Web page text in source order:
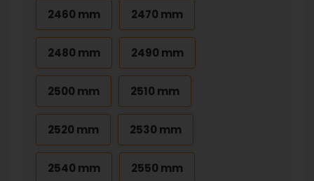
2460 mm 2470 mm
2480 mm 2490 mm
2500 mm 2510 mm
2520 mm 2530 mm
2540 mm 2550 mm